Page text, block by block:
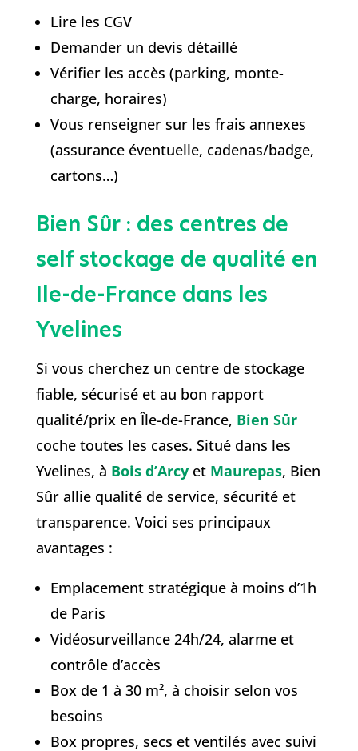
Lire les CGV
Demander un devis détaillé
Vérifier les accès (parking, monte-
charge, horaires)
Vous renseigner sur les frais annexes
(assurance éventuelle, cadenas/badge,
cartons…)
Bien Sûr : des centres de
self stockage de qualité en
Ile-de-France dans les
Yvelines
Si vous cherchez un centre de stockage
fiable, sécurisé et au bon rapport
qualité/prix en Île-de-France, Bien Sûr
coche toutes les cases. Situé dans les
Yvelines, à Bois d’Arcyet Maurepas, Bien
Sûr allie qualité de service, sécurité et
transparence. Voici ses principaux
avantages :
Emplacement stratégique à moins d’1h
de Paris
Vidéosurveillance 24h/24, alarme et
contrôle d’accès
Box de 1 à 30 m², à choisir selon vos
besoins
Box propres, secs et ventilés avec suivi